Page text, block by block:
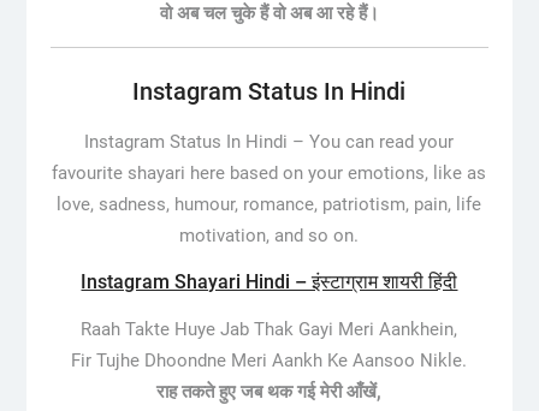
वो अब चल चुके हैं वो अब आ रहे हैं।
Instagram Status In Hindi
Instagram Status In Hindi –You can read your
favourite shayari here based on your emotions, like as
love, sadness, humour, romance, patriotism, pain, life
motivation, and so on.
Instagram Shayari Hindi – इंस्टाग्राम शायरी हिंदी
Raah Takte Huye Jab Thak Gayi Meri Aankhein,
Fir Tujhe Dhoondne Meri Aankh Ke Aansoo Nikle.
राह तकते हुए जब थक गई मेरी आँखें,